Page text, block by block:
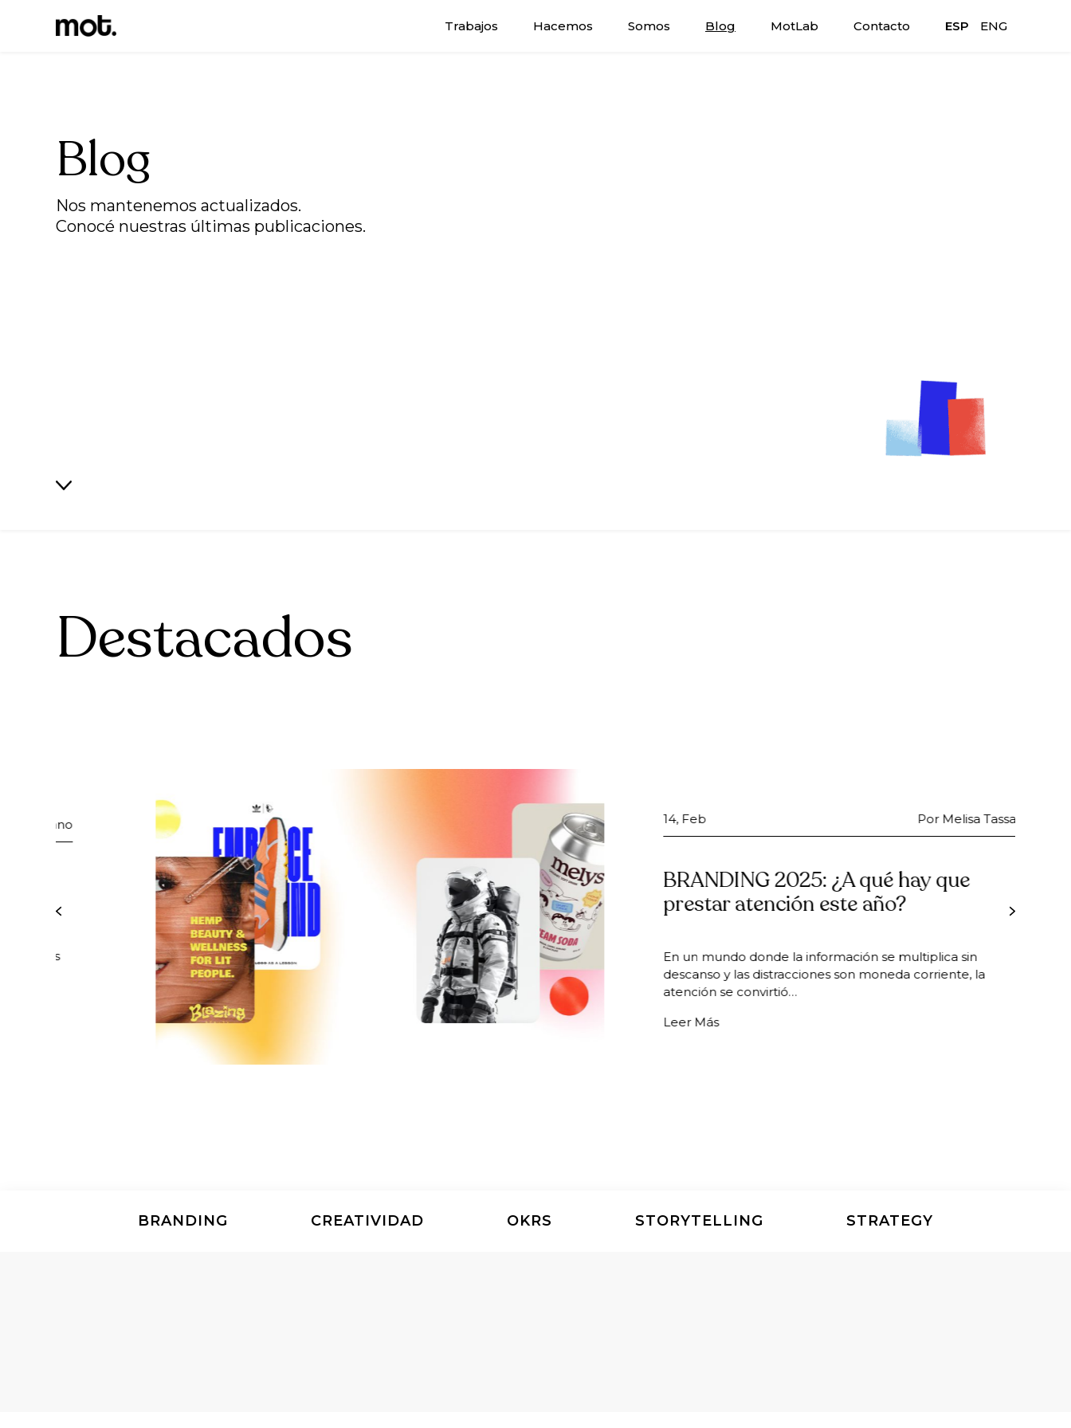
Trabajos Hacemos Somos Blog MotLab Contacto ESP ENG
Blog
Nos mantenemos actualizados.
Conocé nuestras últimas publicaciones.
Destacados
14, Feb Por Melisa Tassano
BRANDING 2025: ¿A qué hay que
prestar atención este año?
En un mundo donde la información se multiplica sin
descanso y las distracciones son moneda corriente, la
atención se convirtió…
Previous
BRANDING CREATIVIDAD OKRS STORYTELLING STRATEGY